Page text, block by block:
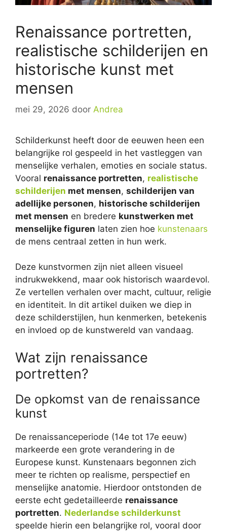
Renaissance portretten,
realistische schilderijen en
historische kunst met
mensen
mei 29, 2026 door Andrea
Schilderkunst heeft door de eeuwen heen een
belangrijke rol gespeeld in het vastleggen van
menselijke verhalen, emoties en sociale status.
Vooral renaissance portretten, realistische
schilderijen met mensen, schilderijen van
adellijke personen, historische schilderijen
met mensen en bredere kunstwerken met
menselijke figuren laten zien hoe kunstenaars
de mens centraal zetten in hun werk.
Deze kunstvormen zijn niet alleen visueel
indrukwekkend, maar ook historisch waardevol.
Ze vertellen verhalen over macht, cultuur, religie
en identiteit. In dit artikel duiken we diep in
deze schilderstijlen, hun kenmerken, betekenis
en invloed op de kunstwereld van vandaag.
Wat zijn renaissance
portretten?
De opkomst van de renaissance
kunst
De renaissanceperiode (14e tot 17e eeuw)
markeerde een grote verandering in de
Europese kunst. Kunstenaars begonnen zich
meer te richten op realisme, perspectief en
menselijke anatomie. Hierdoor ontstonden de
eerste echt gedetailleerde renaissance
portretten. Nederlandse schilderkunst
speelde hierin een belangrijke rol, vooral door